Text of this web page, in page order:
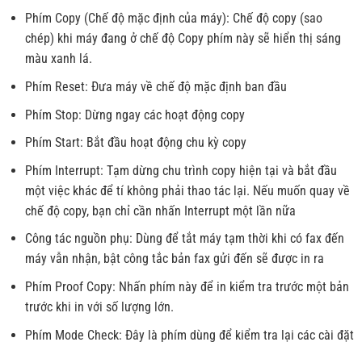
Phím Copy (Chế độ mặc định của máy): Chế độ copy (sao
chép) khi máy đang ở chế độ Copy phím này sẽ hiển thị sáng
màu xanh lá.
Phím Reset: Đưa máy về chế độ mặc định ban đầu
Phím Stop: Dừng ngay các hoạt động copy
Phím Start: Bắt đầu hoạt động chu kỳ copy
Phím Interrupt: Tạm dừng chu trình copy hiện tại và bắt đầu
một việc khác để tí không phải thao tác lại. Nếu muốn quay về
chế độ copy, bạn chỉ cần nhấn Interrupt một lần nữa
Công tác nguồn phụ: Dùng để tắt máy tạm thời khi có fax đến
máy vẫn nhận, bật công tắc bản fax gửi đến sẽ được in ra
Phím Proof Copy: Nhấn phím này để in kiểm tra trước một bản
trước khi in với số lượng lớn.
Phím Mode Check: Đây là phím dùng để kiểm tra lại các cài đặt